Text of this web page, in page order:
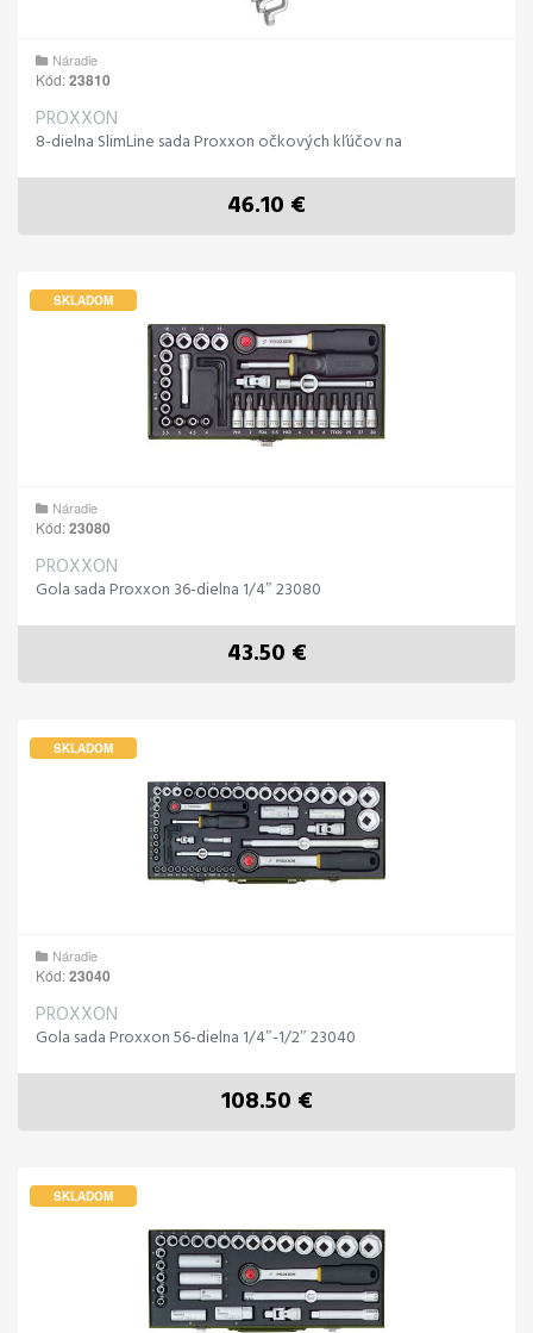
Náradie
Kód:23810
PROXXON
8-dielna SlimLine sada Proxxon očkových kľúčov na
46.10 €
SKLADOM
Náradie
Kód:23080
PROXXON
Gola sada Proxxon 36-dielna 1/4″ 23080
43.50 €
SKLADOM
Náradie
Kód:23040
PROXXON
Gola sada Proxxon 56-dielna 1/4″-1/2″ 23040
108.50 €
SKLADOM